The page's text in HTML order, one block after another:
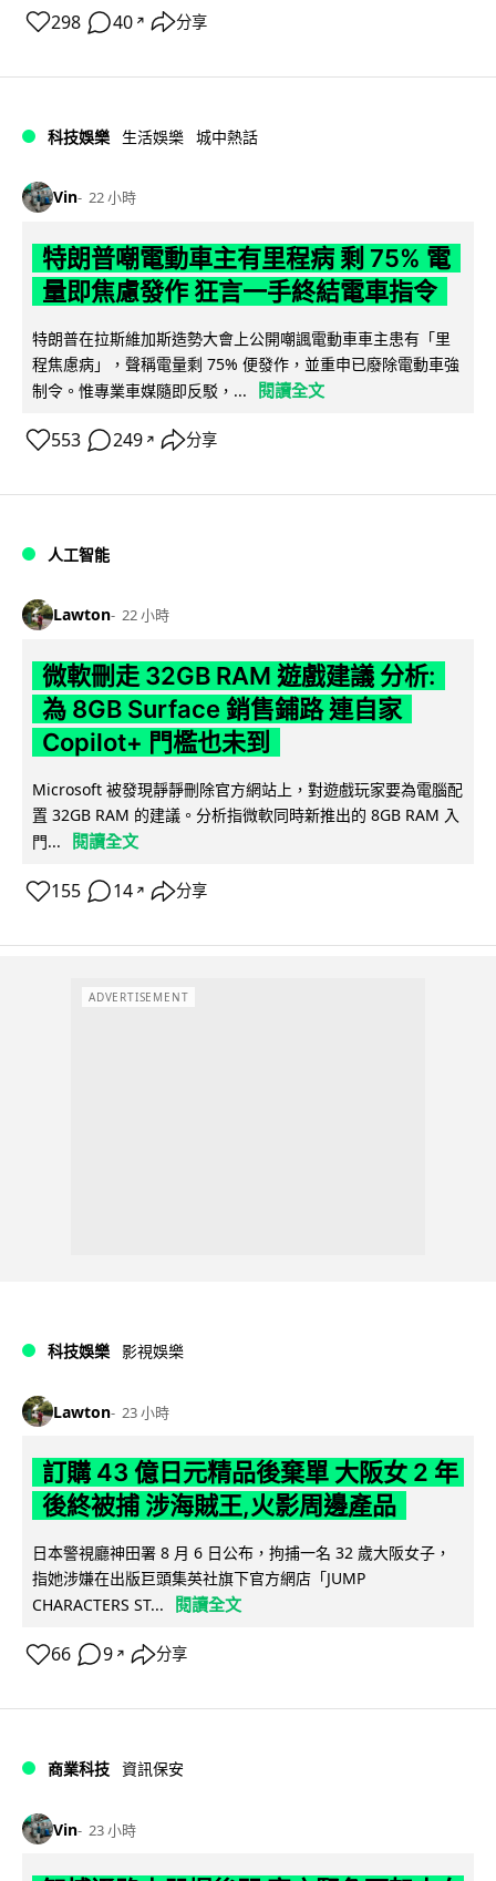
298 40 ↗ 分享
科技娛樂 生活娛樂 城中熱話
Vin 22 小時
特朗普嘲電動車主有里程病 剩 75% 電
量即焦慮發作 狂言一手終結電車指令
特朗普在拉斯維加斯造勢大會上公開嘲諷電動車車主患有「里
程焦慮病」，聲稱電量剩 75% 便發作，並重申已廢除電動車強
制令。惟專業車媒隨即反駁，...
閱讀全文
553 249 ↗ 分享
人工智能
Lawton 22 小時
微軟刪走 32GB RAM 遊戲建議 分析:
為 8GB Surface 銷售鋪路 連自家
Copilot+ 門檻也未到
Microsoft 被發現靜靜刪除官方網站上，對遊戲玩家要為電腦配
置 32GB RAM 的建議。分析指微軟同時新推出的 8GB RAM 入
門...
閱讀全文
155 14 ↗ 分享
ADVERTISEMENT
科技娛樂 影視娛樂
Lawton 23 小時
訂購 43 億日元精品後棄單 大阪女 2 年
後終被捕 涉海賊王,火影周邊產品
日本警視廳神田署 8 月 6 日公布，拘捕一名 32 歲大阪女子，
指她涉嫌在出版巨頭集英社旗下官方網店「JUMP
CHARACTERS ST...
閱讀全文
66 9 ↗ 分享
商業科技 資訊保安
Vin 23 小時